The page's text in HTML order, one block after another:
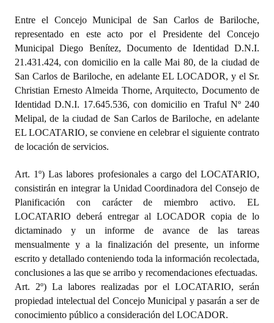
Entre el Concejo Municipal de San Carlos de Bariloche,
representado en este acto por el Presidente del Concejo
Municipal Diego Benítez, Documento de Identidad D.N.I.
21.431.424, con domicilio en la calle Mai 80, de la ciudad de
San Carlos de Bariloche, en adelante EL LOCADOR, y el Sr.
Christian Ernesto Almeida Thorne, Arquitecto, Documento de
Identidad D.N.I. 17.645.536, con domicilio en Traful Nº 240
Melipal, de la ciudad de San Carlos de Bariloche, en adelante
EL LOCATARIO, se conviene en celebrar el siguiente contrato
de locación de servicios.
Art. 1º) Las labores profesionales a cargo del LOCATARIO,
consistirán en integrar la Unidad Coordinadora del Consejo de
Planificación con carácter de miembro activo. EL
LOCATARIO deberá entregar al LOCADOR copia de lo
dictaminado y un informe de avance de las tareas
mensualmente y a la finalización del presente, un informe
escrito y detallado conteniendo toda la información recolectada,
conclusiones a las que se arribo y recomendaciones efectuadas.
Art. 2º) La labores realizadas por el LOCATARIO, serán
propiedad intelectual del Concejo Municipal y pasarán a ser de
conocimiento público a consideración del LOCADOR.